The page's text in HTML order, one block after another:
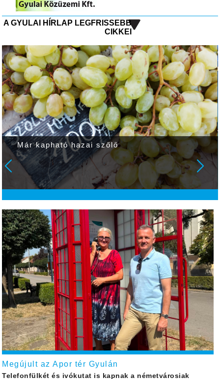
A GYULAI HÍRLAP LEGFRISSEBB
CIKKEI
Már kapható hazai szőlő
Megújult az Apor tér Gyulán
Telefonfülkét és ivókutat is kapnak a németvárosiak